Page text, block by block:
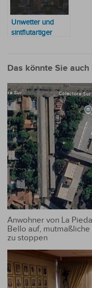
Unwetter und
sintflutartiger
vorhergesagt
Das könnte Sie
Anwohner von La
Bello auf,
zu stoppen